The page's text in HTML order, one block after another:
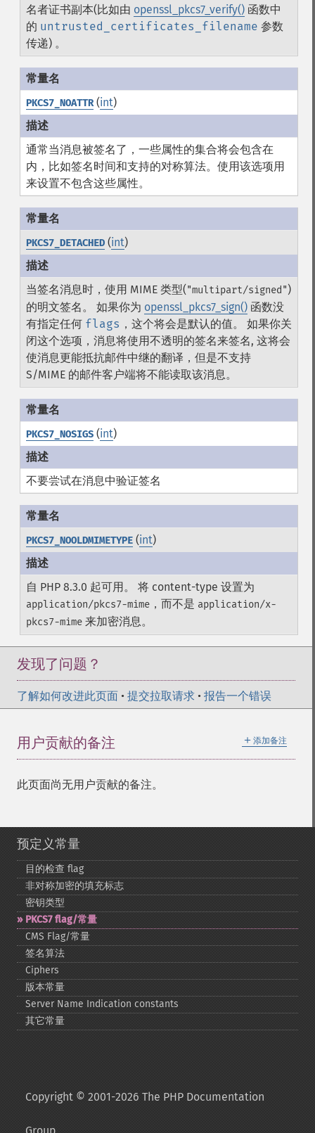
名者证书副本(比如由 openssl_pkcs7_verify()函数中
的 untrusted_certificates_filename 参数
传递) 。
PKCS7_NOATTR(int)
通常当消息被签名了，一些属性的集合将会包含在
内，比如签名时间和支持的对称算法。使用该选项用
来设置不包含这些属性。
PKCS7_DETACHED(int)
当签名消息时，使用 MIME 类型("multipart/signed")
的明文签名。 如果你为 openssl_pkcs7_sign()函数没
有指定任何 flags ，这个将会是默认的值。 如果你关
闭这个选项，消息将使用不透明的签名来签名, 这将会
使消息更能抵抗邮件中继的翻译，但是不支持
S/MIME 的邮件客户端将不能读取该消息。
PKCS7_NOSIGS(int)
不要尝试在消息中验证签名
PKCS7_NOOLDMIMETYPE(int)
自 PHP 8.3.0 起可用。 将 content-type 设置为
application/pkcs7-mime，而不是 application/x-
pkcs7-mime来加密消息。
发现了问题？
了解如何改进此页面 • 提交拉取请求 • 报告一个错误
＋ 添加备注
用户贡献的备注
此页面尚无用户贡献的备注。
预定义常量
目的检查 flag
非对称加密的填充标志
密钥类型
PKCS7 flag/常量
CMS Flag/常量
签名算法
Ciphers
版本常量
Server Name Indication constants
其它常量
Copyright © 2001-2026 The PHP Documentation